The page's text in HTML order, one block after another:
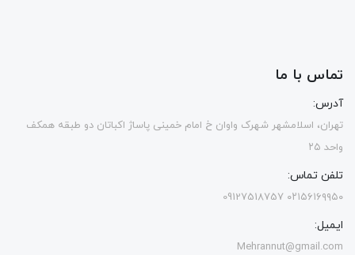
تماس با ما
آدرس:
تهران، اسلامشهر شهرک واوان خ امام خمینی پاساژ اکباتان دو طبقه همکف
واحد ۲۵
تلفن تماس:
۰۲۱۵۶۱۶۹۹۵۰ 09127518757
ایمیل:
Mehrannut@gmail.com